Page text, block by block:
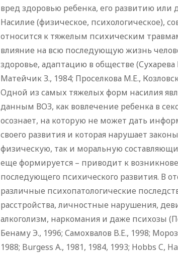
вред здоровью ребенка, его развитию
Насилие (физическое, психологическое),
относится к тяжелым психическим
влияние на всю последующую жизнь
здоровье, адаптацию в обществе (Сухарева
Матейчик З., 1984; Проселкова М.Е.,
Одной из самых тяжелых форм насилия
данным ВОЗ, как вовлечение ребенка в
осознает, на которую не может дать
своего развития и которая нарушает
физическую, так и моральную
еще формируется – приводит к
последующего психического развития. В
различные психопатологические
расстройства, личностные нарушения,
алкоголизм, наркомания и даже психозы
Бенаму Э., 1996; Самохвалов B.E., 1998;
1988; Burgess A., 1981, 1984, 1993; Hobbs C,